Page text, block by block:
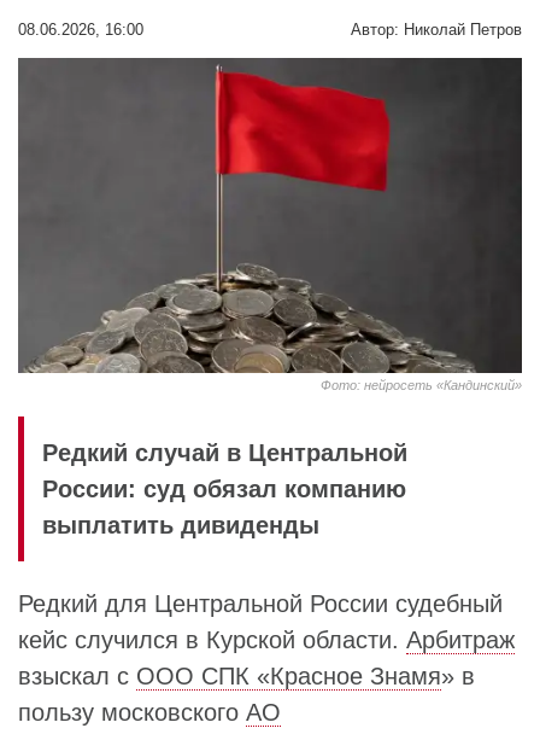
08.06.2026, 16:00 Автор: Николай Петров
Фото: нейросеть «Кандинский»
Редкий случай в Центральной
России: суд обязал компанию
выплатить дивиденды
Редкий для Центральной России судебный
кейс случился в Курской области. Арбитраж
взыскал с ООО СПК «Красное Знамя» в
пользу московского АО